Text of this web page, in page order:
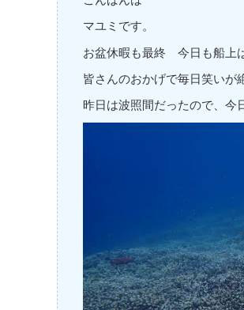
マユミです。
お盆休暇も最終 今日も船上
皆さんのおかげで毎日笑いが
昨日は波照間だったので、今